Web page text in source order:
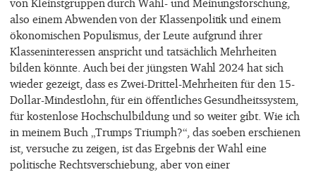
also einem Abwenden von der Klassenpolitik und einem
ökonomischen Populismus, der Leute aufgrund ihrer
Klasseninteressen anspricht und tatsächlich Mehrheiten
bilden könnte. Auch bei der jüngsten Wahl 2024 hat sich
wieder gezeigt, dass es Zwei-Drittel-Mehrheiten für den 15-
Dollar-Mindestlohn, für ein öffentliches Gesundheitssystem,
für kostenlose Hochschulbildung und so weiter gibt. Wie ich
in meinem Buch „Trumps Triumph?“, das soeben erschienen
ist, versuche zu zeigen, ist das Ergebnis der Wahl eine
politische Rechtsverschiebung, aber von einer